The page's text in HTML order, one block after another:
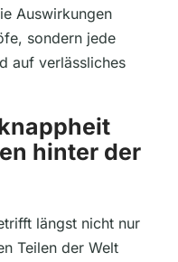
Auswirkungen
sondern jede
auf verlässliches
hinter der
längst nicht nur
Teilen der Welt